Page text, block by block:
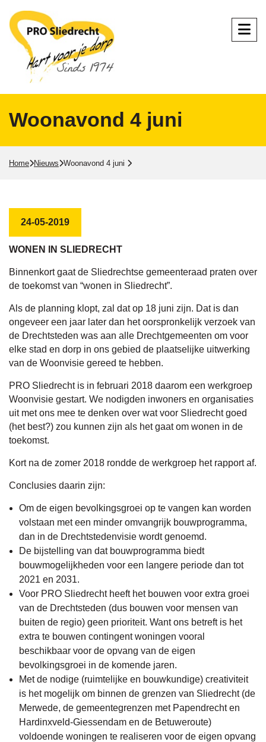
Woonavond 4 juni
Home Nieuws Woonavond 4 juni
24-05-2019
WONEN IN SLIEDRECHT
Binnenkort gaat de Sliedrechtse gemeenteraad praten over
de toekomst van “wonen in Sliedrecht”.
Als de planning klopt, zal dat op 18 juni zijn. Dat is dan
ongeveer een jaar later dan het oorspronkelijk verzoek van
de Drechtsteden was aan alle Drechtgemeenten om voor
elke stad en dorp in ons gebied de plaatselijke uitwerking
van de Woonvisie gereed te hebben.
PRO Sliedrecht is in februari 2018 daarom een werkgroep
Woonvisie gestart. We nodigden inwoners en organisaties
uit met ons mee te denken over wat voor Sliedrecht goed
(het best?) zou kunnen zijn als het gaat om wonen in de
toekomst.
Kort na de zomer 2018 rondde de werkgroep het rapport af.
Conclusies daarin zijn:
Om de eigen bevolkingsgroei op te vangen kan worden
volstaan met een minder omvangrijk bouwprogramma,
dan in de Drechtstedenvisie wordt genoemd.
De bijstelling van dat bouwprogramma biedt
bouwmogelijkheden voor een langere periode dan tot
2021 en 2031.
Voor PRO Sliedrecht heeft het bouwen voor extra groei
van de Drechtsteden (dus bouwen voor mensen van
buiten de regio) geen prioriteit. Want ons betreft is het
extra te bouwen contingent woningen vooral
beschikbaar voor de opvang van de eigen
bevolkingsgroei in de komende jaren.
Met de nodige (ruimtelijke en bouwkundige) creativiteit
is het mogelijk om binnen de grenzen van Sliedrecht (de
Merwede, de gemeentegrenzen met Papendrecht en
Hardinxveld-Giessendam en de Betuweroute)
voldoende woningen te realiseren voor de eigen opvang